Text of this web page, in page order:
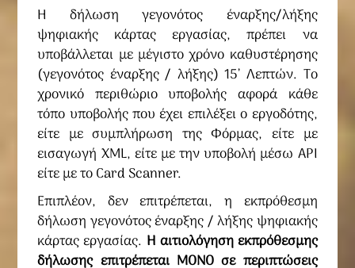
Η δήλωση γεγονότος έναρξης/λήξης
ψηφιακής κάρτας εργασίας, πρέπει να
υποβάλλεται με μέγιστο χρόνο καθυστέρησης
(γεγονότος έναρξης / λήξης) 15’ Λεπτών. Το
χρονικό περιθώριο υποβολής αφορά κάθε
τόπο υποβολής που έχει επιλέξει ο εργοδότης,
είτε με συμπλήρωση της Φόρμας, είτε με
εισαγωγή XML, είτε με την υποβολή μέσω API
είτε με το Card Scanner.
Επιπλέον, δεν επιτρέπεται, η εκπρόθεσμη
δήλωση γεγονότος έναρξης / λήξης ψηφιακής
κάρτας εργασίας. Η αιτιολόγηση εκπρόθεσμης
δήλωσης επιτρέπεται ΜΟΝΟ σε περιπτώσεις